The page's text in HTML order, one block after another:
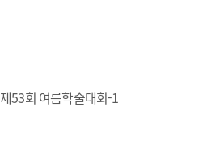
제53회 여름학술대회-1